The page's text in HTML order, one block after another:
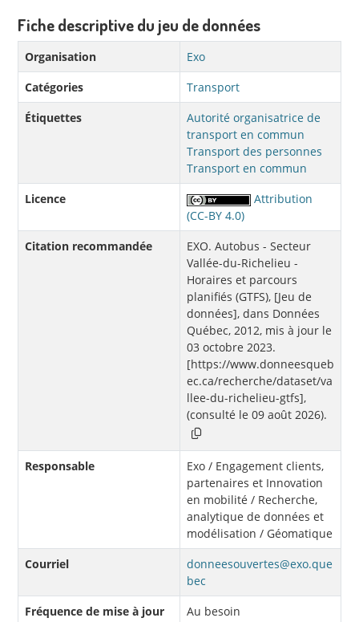
Fiche descriptive du jeu de données
Organisation
Exo
Catégories
Transport
Étiquettes
Autorité organisatrice de
transport en commun
Transport des personnes
Transport en commun
Licence
Attribution
(CC-BY 4.0)
Citation recommandée
EXO. Autobus - Secteur
Vallée-du-Richelieu -
Horaires et parcours
planifiés (GTFS), [Jeu de
données], dans Données
Québec, 2012, mis à jour le
03 octobre 2023.
[https://www.donneesqueb
ec.ca/recherche/dataset/va
llee-du-richelieu-gtfs],
(consulté le 09 août 2026).
Responsable
Exo / Engagement clients,
partenaires et Innovation
en mobilité / Recherche,
analytique de données et
modélisation / Géomatique
Courriel
donneesouvertes@exo.que
bec
Fréquence de mise à jour
Au besoin